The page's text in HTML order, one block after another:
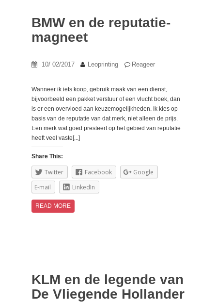
BMW en de reputatie-
magneet
10/ 02/2017 Leoprinting Reageer
Wanneer ik iets koop, gebruik maak van een dienst,
bijvoorbeeld een pakket verstuur of een vlucht boek, dan
is er een overvloed aan keuzemogelijkheden. Ik kies op
basis van de reputatie van dat merk, niet alleen de prijs.
Een merk wat goed presteert op het gebied van reputatie
heeft veel vaste[...]
Share This:
Twitter Facebook
Google
E-mail
LinkedIn
READ MORE
KLM en de legende van
De Vliegende Hollander